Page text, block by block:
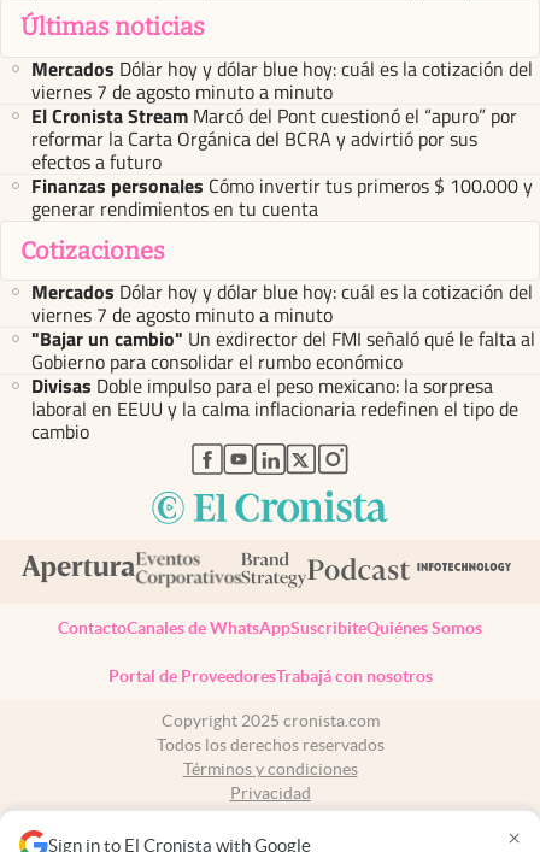
Sign in to El Cronista with Google ×
Últimas noticias
Mercados Dólar hoy y dólar blue hoy: cuál es la cotización del
viernes 7 de agosto minuto a minuto
El Cronista Stream Marcó del Pont cuestionó el “apuro” por
reformar la Carta Orgánica del BCRA y advirtió por sus
efectos a futuro
Finanzas personales Cómo invertir tus primeros $ 100.000 y
generar rendimientos en tu cuenta
Cotizaciones
Mercados Dólar hoy y dólar blue hoy: cuál es la cotización del
viernes 7 de agosto minuto a minuto
"Bajar un cambio" Un exdirector del FMI señaló qué le falta al
Gobierno para consolidar el rumbo económico
Divisas Doble impulso para el peso mexicano: la sorpresa
laboral en EEUU y la calma inflacionaria redefinen el tipo de
cambio
abre en nueva pestaña
abre en nueva pestaña
abre en nueva pestaña
abre en nueva pestaña
abre en nueva pestaña
ContactoCanales de WhatsAppSuscribiteQuiénes Somos
Portal de ProveedoresTrabajá con nosotros
Copyright 2025 cronista.com
Todos los derechos reservados
Términos y condiciones
Privacidad
Tel: +54 11 7078-3270